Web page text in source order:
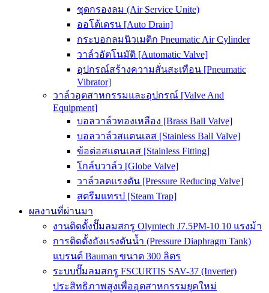
ชุดกรองลม (Air Service Unite)
ออโต้เดรน [Auto Drain]
กระบอกลมนิวเมติก Pneumatic Air Cylinder
วาล์วอัตโนมัติ [Automatic Valve]
อุปกรณ์สร้างความสั่นสะเทือน [Pneumatic
Vibrator]
วาล์วอุตสาหกรรมและอุปกรณ์ [Valve And
Equipment]
บอลวาล์วทองเหลือง [Brass Ball Valve]
บอลวาล์วสแตนเลส [Stainless Ball Valve]
ข้อต่อสแตนเลส [Stainless Fitting]
โกล์บวาล์ว [Globe Valve]
วาล์วลดแรงดัน [Pressure Reducing Valve]
สตรีมแทรป [Steam Trap]
ผลงานที่ผ่านมา
งานติดตั้งปั๊มลมสกรู Olymtech J7.5PM-10 10 แรงม้า
การติดตั้งถังแรงดันน้ำ (Pressure Diaphragm Tank)
แบรนด์ Bauman ขนาด 300 ลิตร
ระบบปั๊มลมสกรู FSCURTIS SAV-37 (Inverter)
ประสิทธิภาพสูงเพื่ออุตสาหกรรมยุคใหม่